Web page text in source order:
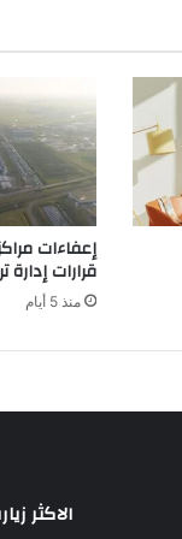
إعفاءات
قرارات إدارة
منذ 5 أيام
الاكثر